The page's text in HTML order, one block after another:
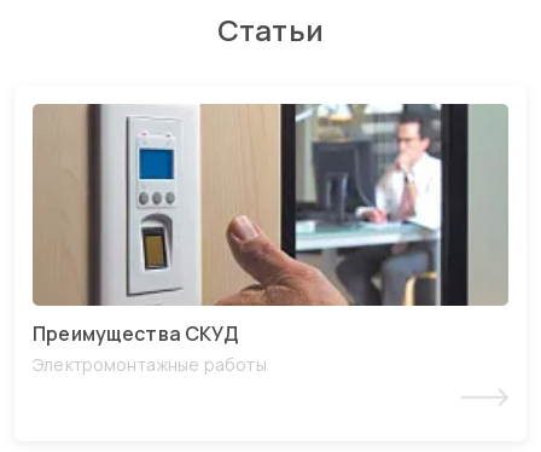
Статьи
Преимущества СКУД
Электромонтажные работы